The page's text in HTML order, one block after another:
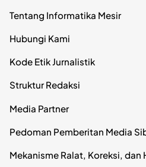
Tentang Informatika Mesir
Hubungi Kami
Kode Etik Jurnalistik
Struktur Redaksi
Media Partner
Pedoman Pemberitan Media
Mekanisme Ralat, Koreksi, dan